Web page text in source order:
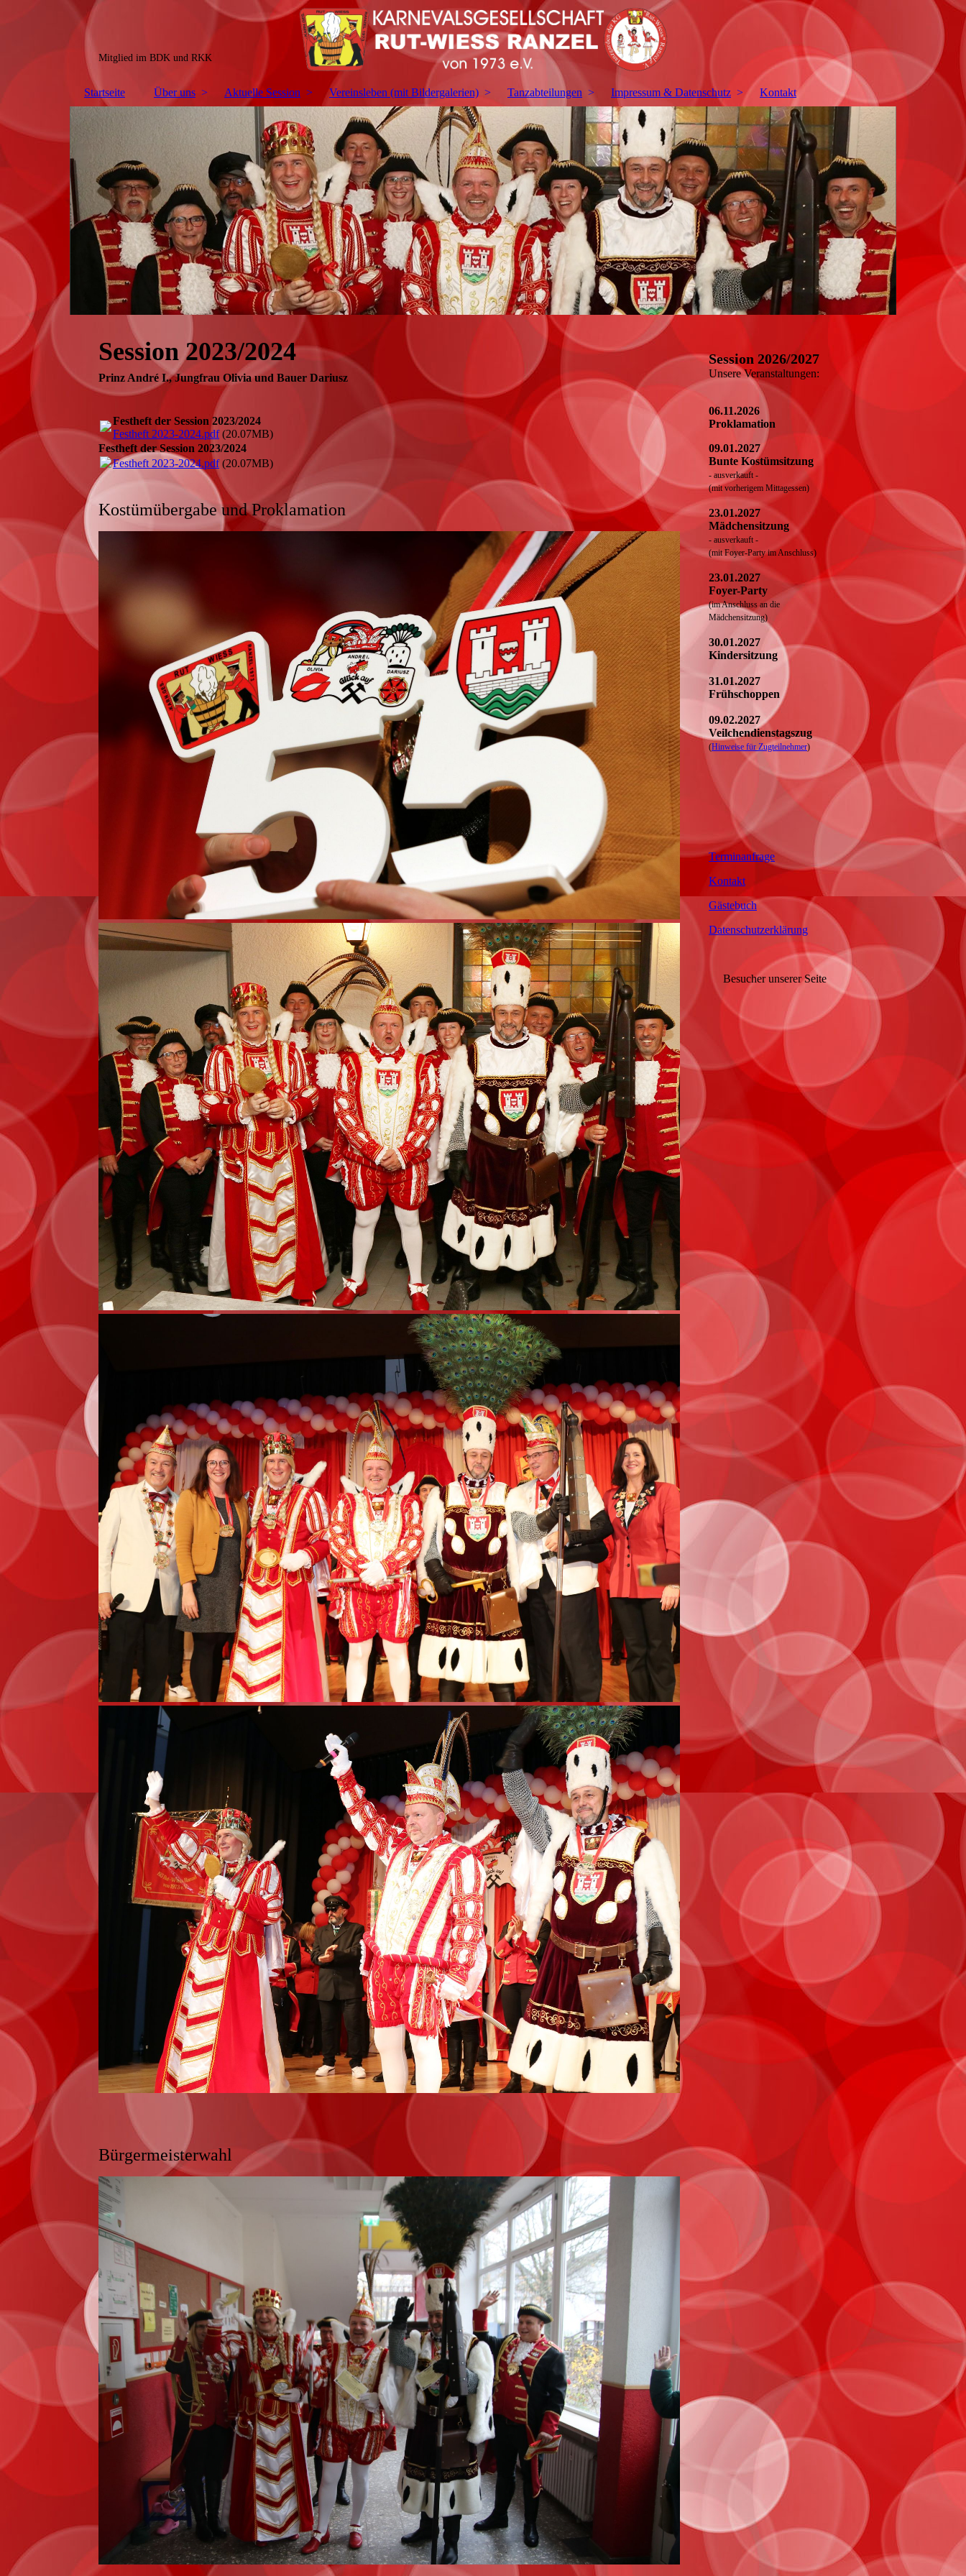
Mitglied im BDK und RKK
Startseite Über uns Aktuelle Session Vereinsleben (mit Bildergalerien) Tanzabteilungen Impressum & Datenschutz Kontakt
Session 2023/2024
Prinz André I., Jungfrau Olivia und Bauer Dariusz
Festheft der Session 2023/2024
Festheft 2023-2024.pdf(20.07MB)
Festheft der Session 2023/2024
Festheft 2023-2024.pdf(20.07MB)
Kostümübergabe und Proklamation
Bürgermeisterwahl
Session 2026/2027
Unsere Veranstaltungen:
06.11.2026
Proklamation
09.01.2027
Bunte Kostümsitzung
- ausverkauft -
(mit vorherigem Mittagessen)
23.01.2027
Mädchensitzung
- ausverkauft -
(mit Foyer-Party im Anschluss)
23.01.2027
Foyer-Party
(im Anschluss an die
Mädchensitzung)
30.01.2027
Kindersitzung
31.01.2027
Frühschoppen
09.02.2027
Veilchendienstagszug
(Hinweise für Zugteilnehmer)
Terminanfrage
Kontakt
Gästebuch
Datenschutzerklärung
Besucher unserer Seite